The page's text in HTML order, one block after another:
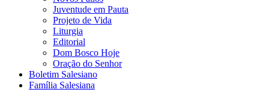
Juventude em Pauta
Projeto de Vida
Liturgia
Editorial
Dom Bosco Hoje
Oração do Senhor
Boletim Salesiano
Família Salesiana